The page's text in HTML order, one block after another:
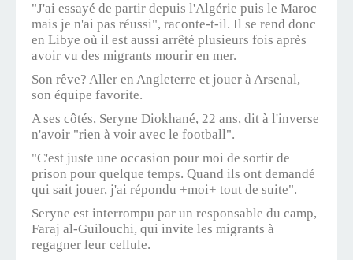
"J'ai essayé de partir depuis l'Algérie puis le Maroc
mais je n'ai pas réussi", raconte-t-il. Il se rend donc
en Libye où il est aussi arrêté plusieurs fois après
avoir vu des migrants mourir en mer.
Son rêve? Aller en Angleterre et jouer à Arsenal,
son équipe favorite.
A ses côtés, Seryne Diokhané, 22 ans, dit à l'inverse
n'avoir "rien à voir avec le football".
"C'est juste une occasion pour moi de sortir de
prison pour quelque temps. Quand ils ont demandé
qui sait jouer, j'ai répondu +moi+ tout de suite".
Seryne est interrompu par un responsable du camp,
Faraj al-Guilouchi, qui invite les migrants à
regagner leur cellule.